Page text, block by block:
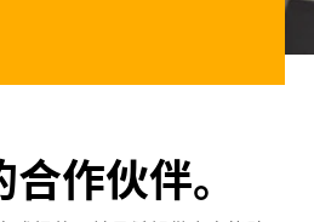
作伙伴。